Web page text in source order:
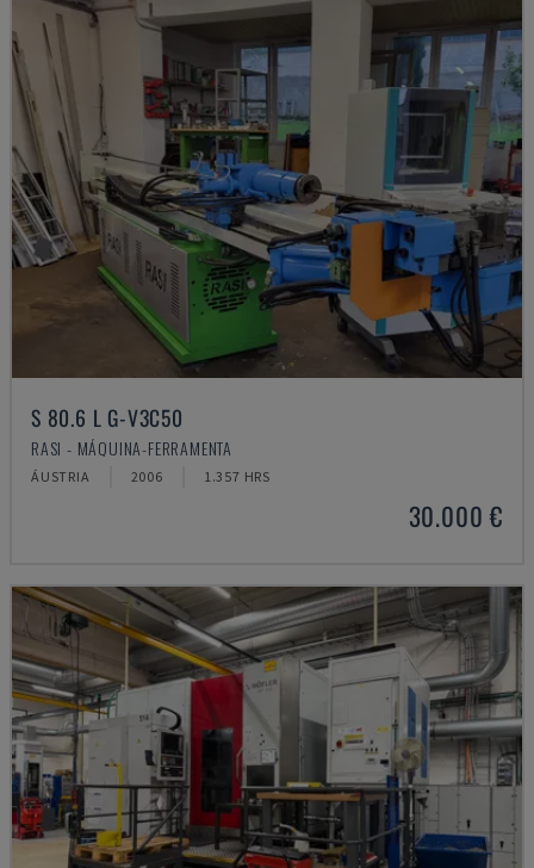
S 80.6 L G-V3C50
RASI - MÁQUINA-FERRAMENTA
ÁUSTRIA 2006 1.357 HRS
30.000 €